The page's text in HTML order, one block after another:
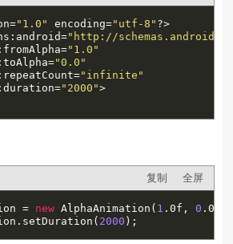
"1.0" encoding="utf-8" ?>
"http://
"1.0"
"0.0"
"infinite"
"2000">
复制 全屏
=
new AlphaAnimation( 1 .0f, 0
2000 );